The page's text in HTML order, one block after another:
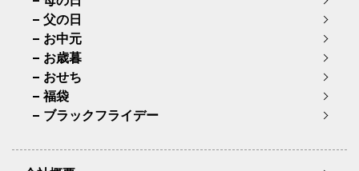
父の日
お中元
お歳暮
おせち
福袋
ブラックフライデー